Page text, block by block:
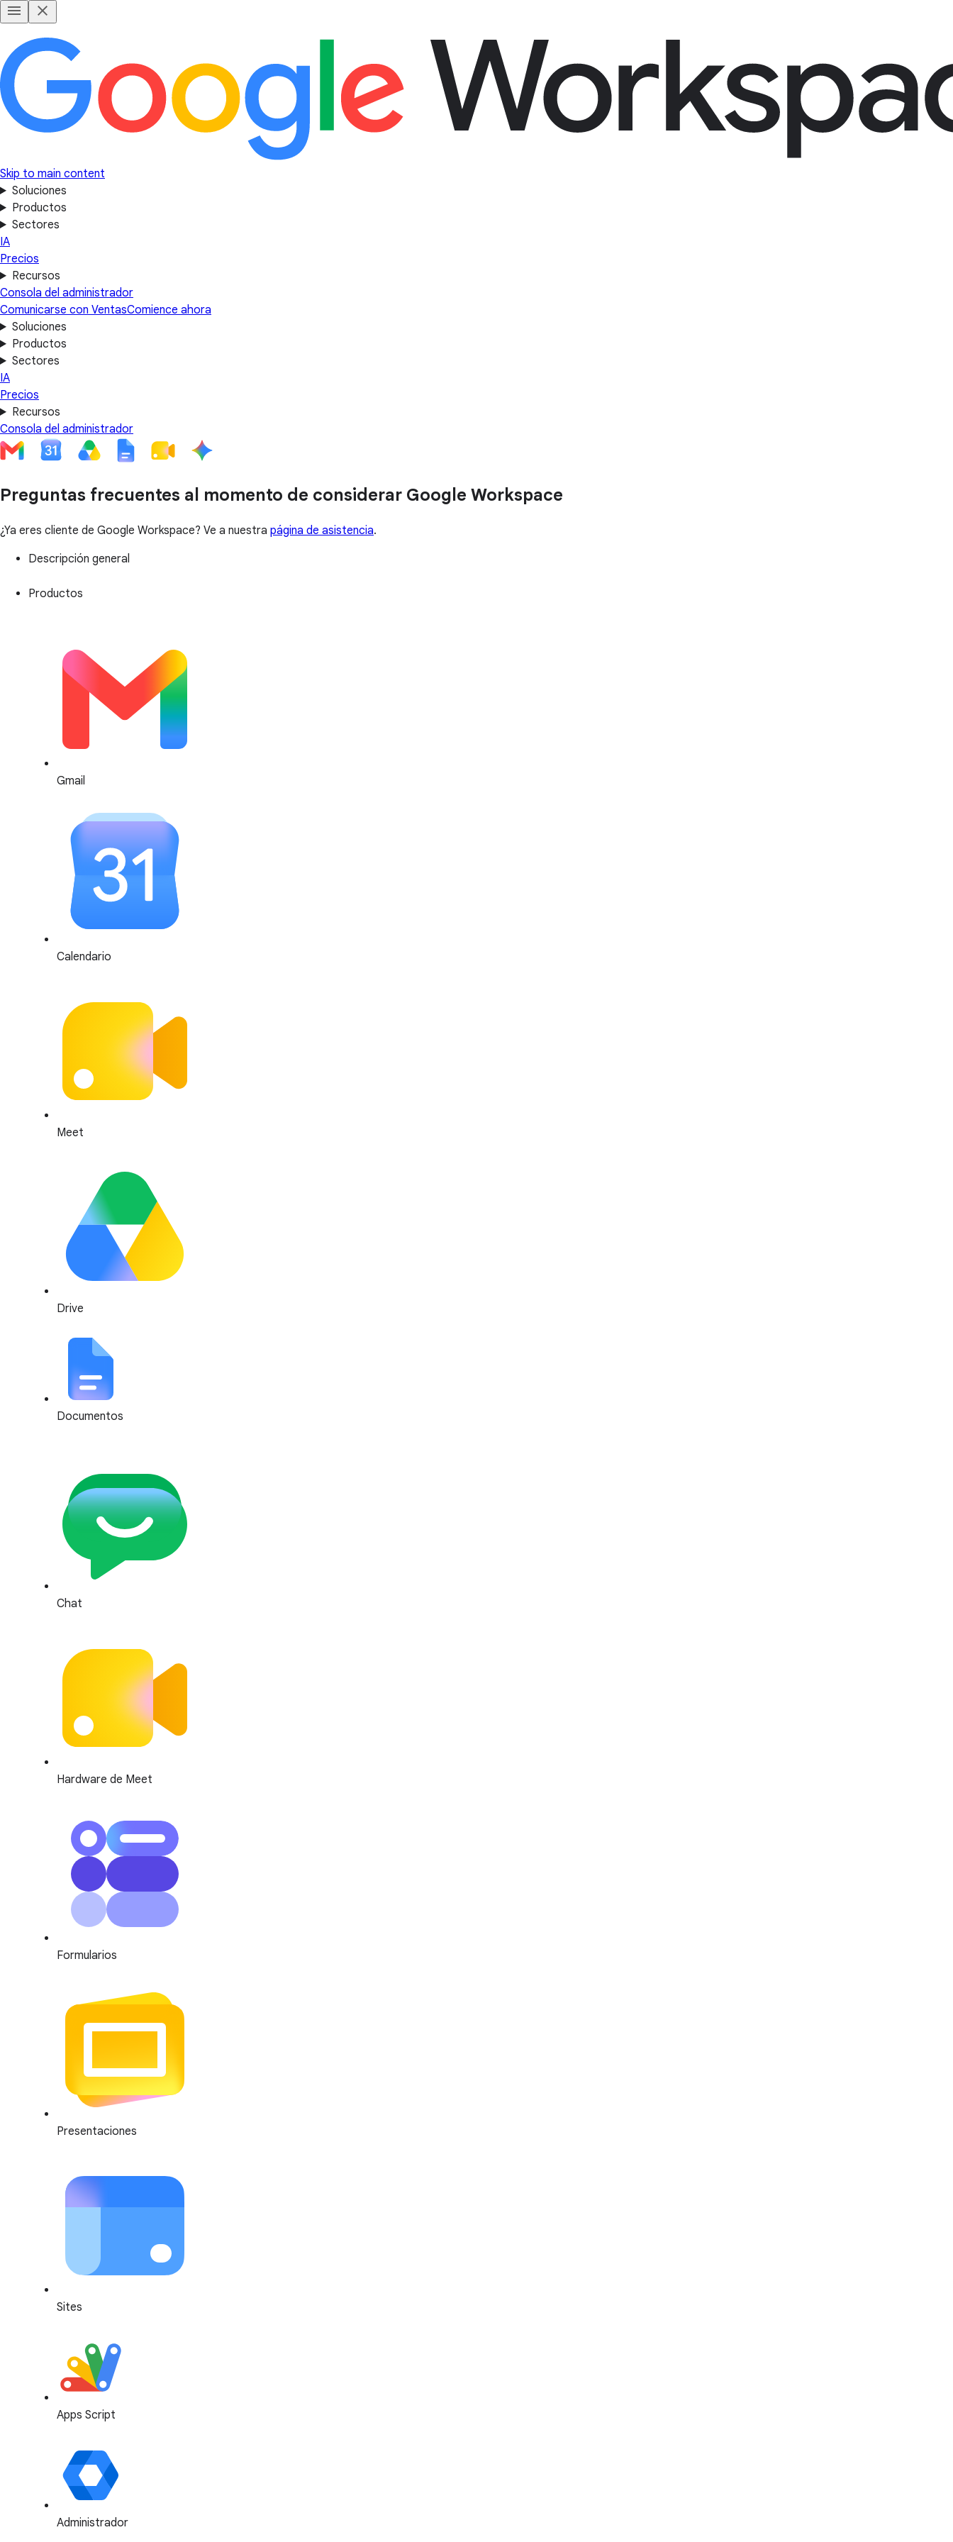
Skip to main content
Soluciones
Productos
Sectores
IA
Precios
Recursos
Consola del administrador
Comunicarse con VentasComience ahora
Soluciones
Productos
Sectores
IA
Precios
Recursos
Consola del administrador
Preguntas frecuentes al momento de considerar Google Workspace
¿Ya eres cliente de Google Workspace? Ve a nuestra página de asistencia.
Descripción general
Productos
Gmail
Calendario
Meet
Drive
Documentos
Chat
Hardware de Meet
Formularios
Presentaciones
Sites
Apps Script
Administrador